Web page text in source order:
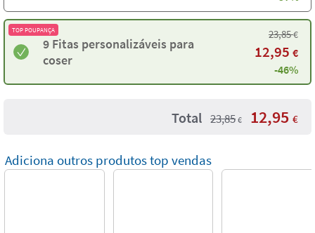
TOP POUPANÇA
9 Fitas personalizáveis para
coser
23,85€
12,95 €
-46%
Total 23,85 € 12,95 €
Adiciona outros produtos top vendas